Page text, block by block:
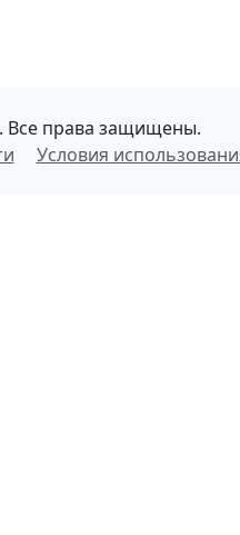
Все права защищены.
Условия